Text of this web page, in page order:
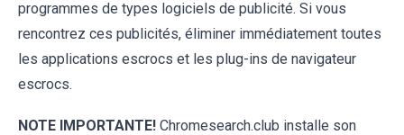
programmes de types logiciels de publicité. Si vous
rencontrez ces publicités, éliminer immédiatement toutes
les applications escrocs et les plug-ins de navigateur
escrocs.
NOTE IMPORTANTE! Chromesearch.club installe son